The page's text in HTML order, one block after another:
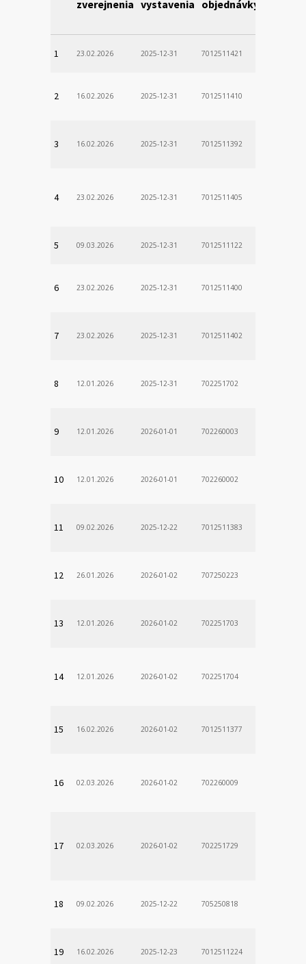
zverejnenia vystavenia objednávky
1 23.02.2026 2025-12-31 7012511421
2 16.02.2026 2025-12-31 7012511410
3 16.02.2026 2025-12-31 7012511392
4 23.02.2026 2025-12-31 7012511405
5 09.03.2026 2025-12-31 7012511122
6 23.02.2026 2025-12-31 7012511400
7 23.02.2026 2025-12-31 7012511402
8 12.01.2026 2025-12-31 702251702
9 12.01.2026 2026-01-01 702260003
10 12.01.2026 2026-01-01 702260002
11 09.02.2026 2025-12-22 7012511383
12 26.01.2026 2026-01-02 707250223
13 12.01.2026 2026-01-02 702251703
14 12.01.2026 2026-01-02 702251704
15 16.02.2026 2026-01-02 7012511377
16 02.03.2026 2026-01-02 702260009
17 02.03.2026 2026-01-02 702251729
18 09.02.2026 2025-12-22 705250818
19 16.02.2026 2025-12-23 7012511224